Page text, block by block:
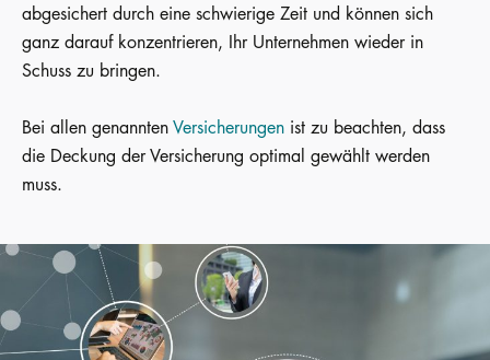
abgesichert durch eine schwierige Zeit und können sich
ganz darauf konzentrieren, Ihr Unternehmen wieder in
Schuss zu bringen.
Bei allen genanntenVersicherungen ist zu beachten, dass
die Deckung der Versicherung optimal gewählt werden
muss.